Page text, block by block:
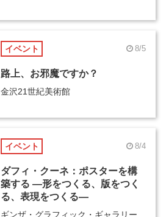
イベント 8/5
路上、お邪魔ですか？
金沢21世紀美術館
イベント 8/4
ダフィ・クーネ：ポスターを構
築する ―形をつくる、版をつく
る、表現をつくる―
ギンザ・グラフィック・ギャラリー